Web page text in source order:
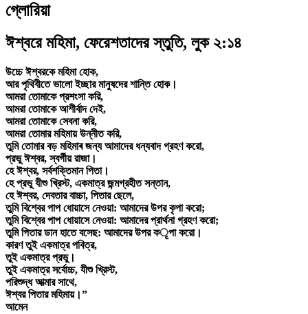
গ্লোরিয়া
ঈশ্বরে মহিমা, ফেরেশতাদের স্তুতি, লুক ২:১৪
উচ্চে ঈশ্বরকে মহিমা হোক,
আর পৃথিবীতে ভালো ইচ্ছার মানুষদের শান্তি হোক।
আমরা তোমাকে প্রশংসা করি,
আমরা তোমাকে আশীর্বাদ দেই,
আমরা তোমাকে সেবনা করি,
আমরা তোমার মহিমায় উন্নীত করি,
তুমি তোমার বড় মহিমাৰ জন্য আমাদের ধন্যবাদ গ্রহণ করো,
প্রভু ঈশ্বর, স্বর্গীয় রাজা।
হে ঈশ্বর, সর্বশক্তিমান পিতা।
হে প্রভু যীশু খ্রিস্ট, একমাত্র জন্মগ্রহীত সন্তান,
হে ঈশ্বর, দেবতার বাচ্চা, পিতার ছেলে,
তুমি বিশ্বের পাপ ধোয়াসে নেওয়া: আমাদের উপর কৃপা করো;
তুমি বিশ্বের পাপ ধোয়াসে নেওয়া: আমাদের প্রার্থনা গ্রহণ করো;
তুমি পিতার ডান হাতে বসেছ: আমাদের উপর কृপা করো।
কারণ তুই একমাত্র পবিত্র,
তুই একমাত্র প্রভু।
তুই একমাত্র সর্বোচ্চ, যীশু খ্রিস্ট,
পরিশুদ্ধ আত্মার সাথে,
ঈশ্বর পিতার মহিমায়।”
আমেন